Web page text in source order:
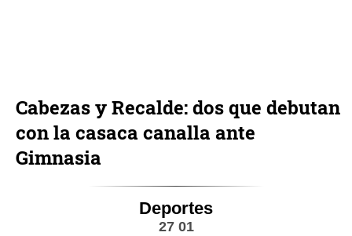
Cabezas y Recalde: dos que debutan
con la casaca canalla ante
Gimnasia
Deportes
27 01